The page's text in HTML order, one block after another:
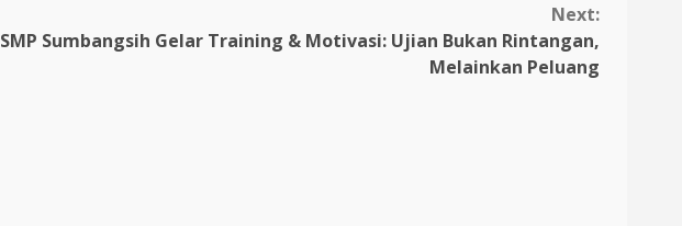
Next:
SMP Sumbangsih Gelar Training & Motivasi: Ujian Bukan Rintangan,
Melainkan Peluang